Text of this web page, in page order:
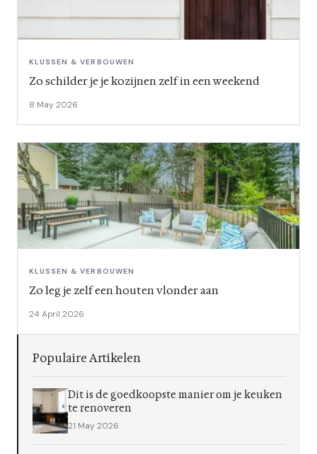
KLUSSEN & VERBOUWEN
Zo schilder je je kozijnen zelf in een weekend
8 May 2026
KLUSSEN & VERBOUWEN
Zo leg je zelf een houten vlonder aan
24 April 2026
Populaire Artikelen
Dit is de goedkoopste manier om je keuken
te renoveren
21 May 2026